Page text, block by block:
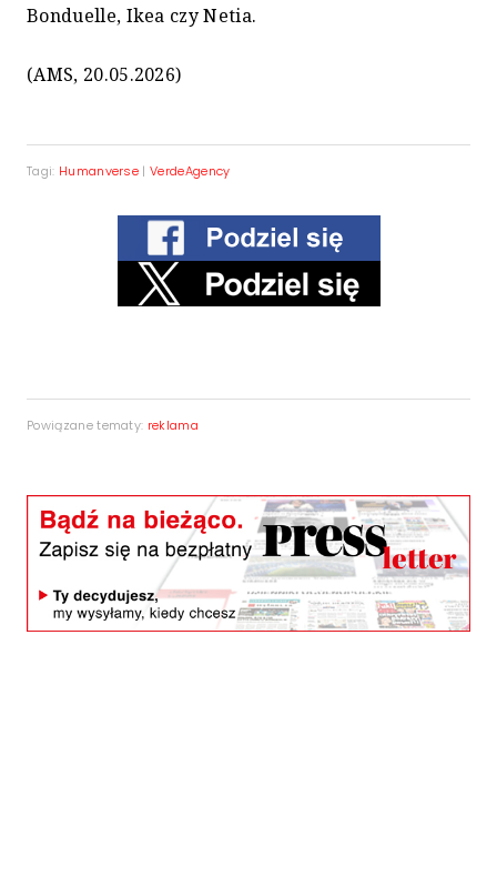
Bonduelle, Ikea czy Netia.
(AMS, 20.05.2026)
Tagi: Humanverse |VerdeAgency
Powiązane tematy: reklama